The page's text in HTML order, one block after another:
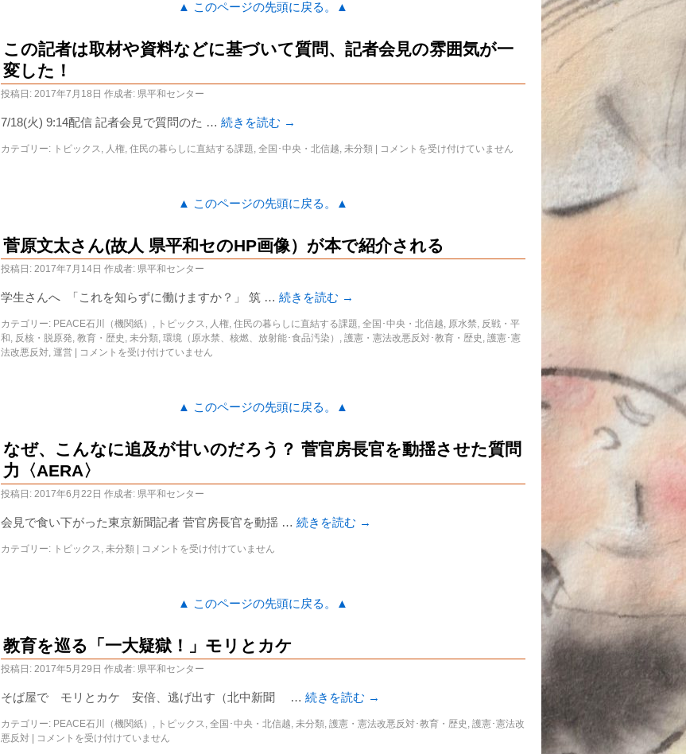
▲ このページの先頭に戻る。▲
この記者は取材や資料などに基づいて質問、記者会見の雰囲気が一
変した！
投稿日: 2017年7月18日 作成者: 県平和センター
7/18(火) 9:14配信 記者会見で質問のた … 続きを読む →
カテゴリー: トピックス, 人権, 住民の暮らしに直結する課題, 全国･中央・北信越, 未分類 コメントを受け付けていません
▲ このページの先頭に戻る。▲
菅原文太さん(故人 県平和セのHP画像）が本で紹介される
投稿日: 2017年7月14日 作成者: 県平和センター
学生さんへ 「これを知らずに働けますか？」 筑 … 続きを読む →
カテゴリー: PEACE石川（機関紙） , トピックス, 人権, 住民の暮らしに直結する課題, 全国･中央・北信越, 原水禁, 反戦・平
和, 反核・脱原発, 教育・歴史 , 未分類, 環境（原水禁、核燃、放射能･食品汚染） , 護憲・憲法改悪反対･教育・歴史 , 護憲･憲
法改悪反対, 運営 コメントを受け付けていません
▲ このページの先頭に戻る。▲
なぜ、こんなに追及が甘いのだろう？ 菅官房長官を動揺させた質問
力〈AERA〉
投稿日: 2017年6月22日 作成者: 県平和センター
会見で食い下がった東京新聞記者 菅官房長官を動揺 … 続きを読む →
カテゴリー: トピックス, 未分類 コメントを受け付けていません
▲ このページの先頭に戻る。▲
教育を巡る「一大疑獄！」モリとカケ
投稿日: 2017年5月29日 作成者: 県平和センター
そば屋で モリとカケ 安倍、逃げ出す（北中新聞 … 続きを読む →
カテゴリー: PEACE石川（機関紙） , トピックス, 全国･中央・北信越, 未分類, 護憲・憲法改悪反対･教育・歴史 , 護憲･憲法改
悪反対
コメントを受け付けていません